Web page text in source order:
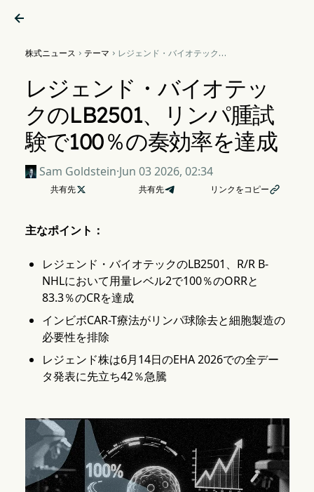

株式ニュース  テーマ  レジェンド・バイオテックの
レジェンド・バイオテッ
クのLB2501、リンパ腫試
験で100％の奏効率を達成
Sam Goldstein·Jun 03 2026, 02:34
共有先 共有先 リンクをコピー
主なポイント：
レジェンド・バイオテックのLB2501、R/R B-
NHLにおいて用量レベル2で100％のORRと
83.3％のCRを達成
インビボCAR-T療法がリンパ球除去と細胞製造の
必要性を排除
レジェンド株は6月14日のEHA 2026での全デー
タ発表に先立ち42％急騰